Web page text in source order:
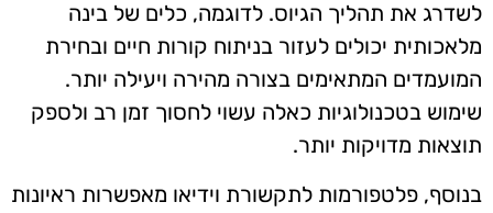
לשדרג את תהליך הגיוס. לדוגמה, כלים של בינה
מלאכותית יכולים לעזור בניתוח קורות חיים ובחירת
המועמדים המתאימים בצורה מהירה ויעילה יותר.
שימוש בטכנולוגיות כאלה עשוי לחסוך זמן רב ולספק
תוצאות מדויקות יותר.
בנוסף, פלטפורמות לתקשורת וידיאו מאפשרות ראיונות